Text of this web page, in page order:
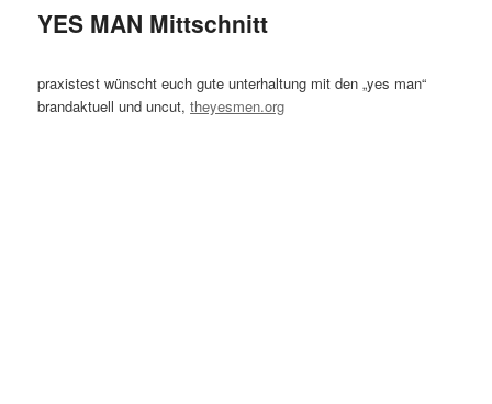
YES MAN Mittschnitt
praxistest wünscht euch gute unterhaltung mit den „yes man“
brandaktuell und uncut,theyesmen.org